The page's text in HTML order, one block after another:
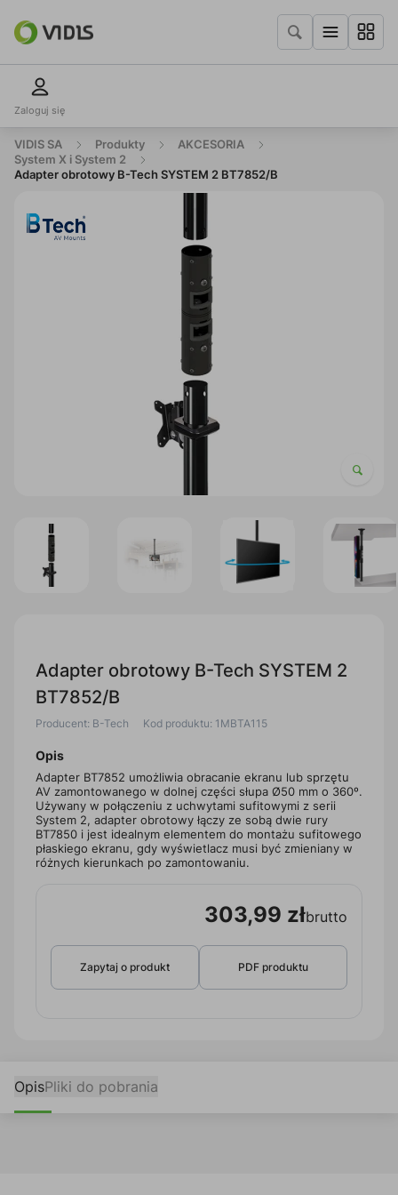
Zaloguj się
VIDIS SA Produkty
AKCESORIA
System X i System 2
Adapter obrotowy B-Tech SYSTEM 2 BT7852/B
Adapter obrotowy B-Tech SYSTEM 2
BT7852/B
Producent: B-Tech Kod produktu: 1MBTA115
Opis
Adapter BT7852 umożliwia obracanie ekranu lub sprzętu
AV zamontowanego w dolnej części słupa Ø50 mm o 360º.
Używany w połączeniu z uchwytami sufitowymi z serii
System 2, adapter obrotowy łączy ze sobą dwie rury
BT7850 i jest idealnym elementem do montażu sufitowego
płaskiego ekranu, gdy wyświetlacz musi być zmieniany w
różnych kierunkach po zamontowaniu.
303,99 złbrutto
Zapytaj o produkt PDF produktu
OpisPliki do pobrania